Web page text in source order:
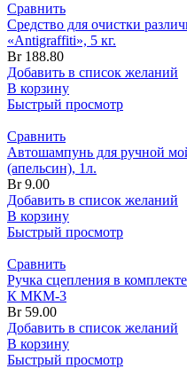
Сравнить
Средство для очистки
«Antigraffiti», 5 кг.
Br188.80
Добавить в список желаний
В корзину
Быстрый просмотр
Сравнить
Автошампунь для ручной
(апельсин), 1л.
Br9.00
Добавить в список желаний
В корзину
Быстрый просмотр
Сравнить
Ручка сцепления в
К МКМ-3
Br59.00
Добавить в список желаний
В корзину
Быстрый просмотр